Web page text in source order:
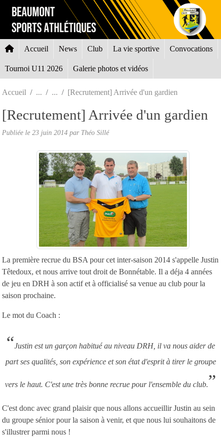
Accueil News Club La vie sportive Convocations
Tournoi U11 2026 Galerie photos et vidéos
Accueil [Recrutement] Arrivée d'un gardien
[Recrutement] Arrivée d'un gardien
Publiée le 23 juin 2014 par Théo Sillé
La première recrue du BSA pour cet inter-saison 2014 s'appelle Justin
Têtedoux, et nous arrive tout droit de Bonnétable. Il a déja 4 années
de jeu en DRH à son actif et à officialisé sa venue au club pour la
saison prochaine.
Le mot du Coach :
“Justin est un garçon habitué au niveau DRH, il va nous aider de
part ses qualités, son expérience et son état d'esprit à tirer le groupe
vers le haut. C'est une très bonne recrue pour l'ensemble du club.”
C'est donc avec grand plaisir que nous allons accueillir Justin au sein
du groupe sénior pour la saison à venir, et que nous lui souhaitons de
s'illustrer parmi nous !
Panneau de gestion des cookies